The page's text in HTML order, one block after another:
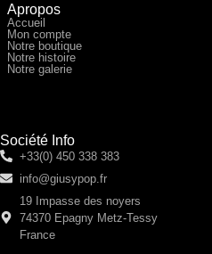
Apropos
Accueil
Mon compte
Notre boutique
Notre histoire
Notre galerie
Société Info
+33(0) 450 338 383
info@giusypop.fr
19 Impasse des noyers
74370 Epagny Metz-Tessy
France